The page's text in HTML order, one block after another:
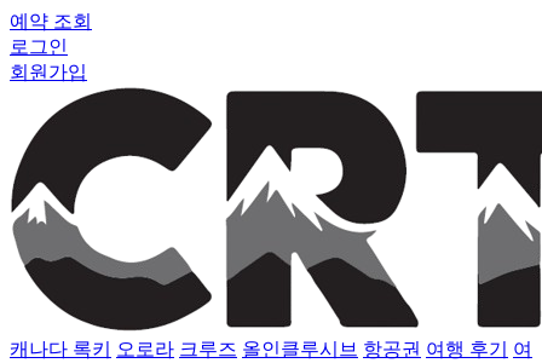
예약 조회
로그인
회원가입
캐나다 록키 오로라 크루즈 올인클루시브 항공권 여행 후기
여